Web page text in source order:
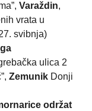
Varaždin,
vrata u
svibnja)
ulica 2
Zemunik Donji
održat